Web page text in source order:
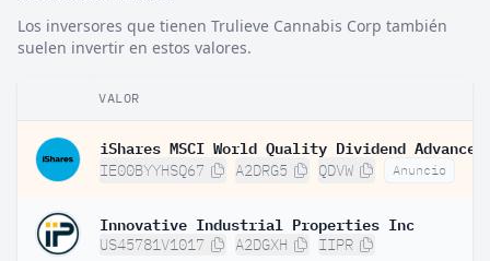
Los inversores que tienen Trulieve Cannabis Corp también
suelen invertir en estos valores.
VALOR
IE00BYYHSQ67 A2DRG5 QDVW Anuncio
Innovative Industrial Properties Inc
US45781V1017 A2DGXH IIPR